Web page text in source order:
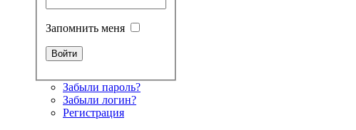
Запомнить меня
Забыли пароль?
Забыли логин?
Регистрация